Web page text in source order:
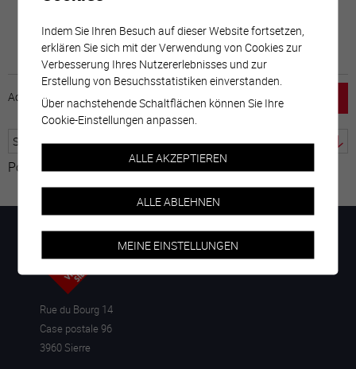
Accueil horaire emploi Mentions légales
Powered by Google Übersetzer
Rue du Bourg 14
Case postale 96
3960 Sierre
Indem Sie Ihren Besuch auf dieser Website fortsetzen,
erklären Sie sich mit der Verwendung von Cookies zur
Verbesserung Ihres Nutzererlebnisses und zur
Erstellung von Besuchsstatistiken einverstanden.
Über nachstehende Schaltflächen können Sie Ihre
Cookie-Einstellungen anpassen.
ALLE AKZEPTIEREN
ALLE ABLEHNEN
MEINE EINSTELLUNGEN